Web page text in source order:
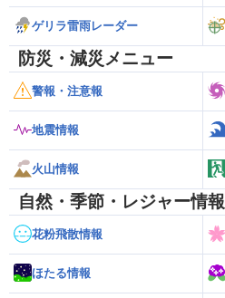
ゲリラ雷雨レーダー
防災・減災メニュー
警報・注意報
地震情報
火山情報
自然・季節・レジャー情報
花粉飛散情報
ほたる情報